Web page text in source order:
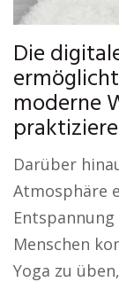
Die
moderne
Darüber
Atmosphäre
Menschen
Yoga zu